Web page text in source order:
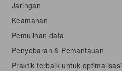
Jaringan
Keamanan
Pemulihan data
Penyebaran & Pemantauan
Praktik terbaik untuk optimalisasi